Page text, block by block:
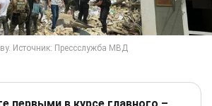
первыми в курсе главного –